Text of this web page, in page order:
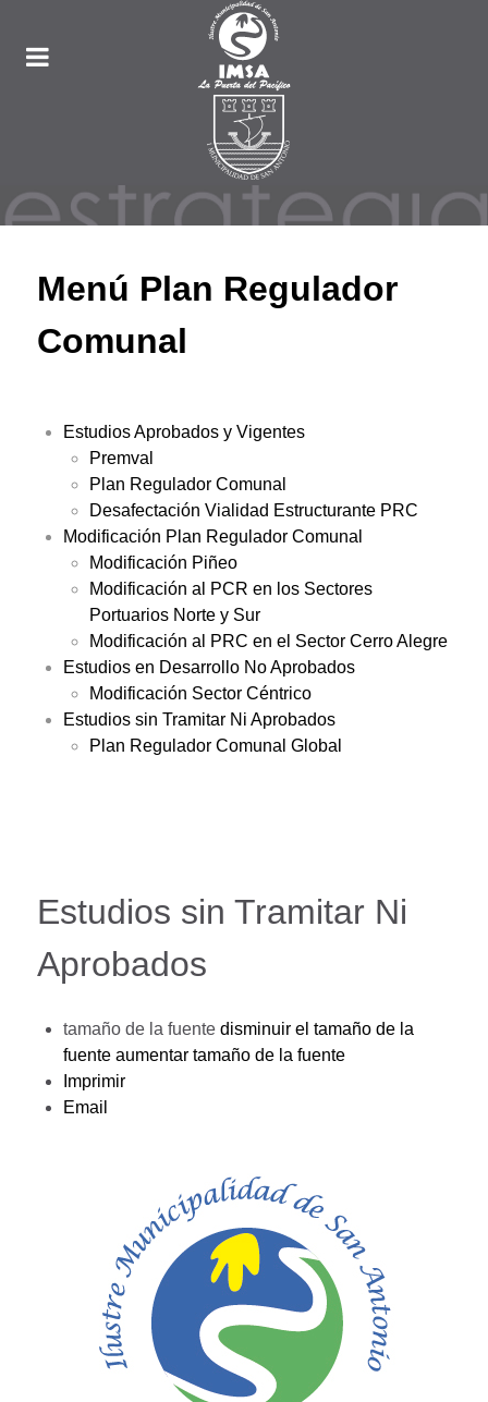
Menú Plan Regulador
Comunal
Estudios Aprobados y Vigentes
Premval
Plan Regulador Comunal
Desafectación Vialidad Estructurante PRC
Modificación Plan Regulador Comunal
Modificación Piñeo
Modificación al PCR en los Sectores
Portuarios Norte y Sur
Modificación al PRC en el Sector Cerro Alegre
Estudios en Desarrollo No Aprobados
Modificación Sector Céntrico
Estudios sin Tramitar Ni Aprobados
Plan Regulador Comunal Global
Estudios sin Tramitar Ni
Aprobados
tamaño de la fuente disminuir el tamaño de la
fuente aumentar tamaño de la fuente
Imprimir
Email